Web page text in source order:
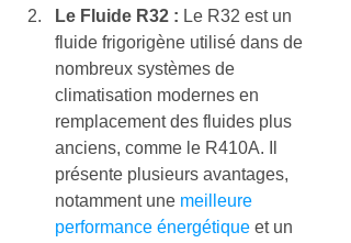
Le Fluide R32 : Le R32 est un
fluide frigorigène utilisé dans de
nombreux systèmes de
climatisation modernes en
remplacement des fluides plus
anciens, comme le R410A. Il
présente plusieurs avantages,
notamment une meilleure
performance énergétique et un